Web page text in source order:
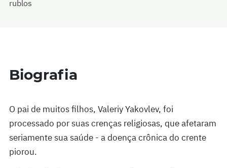
rublos
Biografia
O pai de muitos filhos, Valeriy Yakovlev, foi
processado por suas crenças religiosas, que afetaram
seriamente sua saúde - a doença crônica do crente
piorou.